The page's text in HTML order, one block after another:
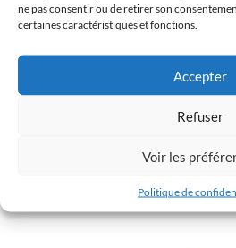
ne pas consentir ou de retirer son
certaines caractéristiques et fonctions.
Accepter
Refuser
Voir les
Politique de
Bonapriso